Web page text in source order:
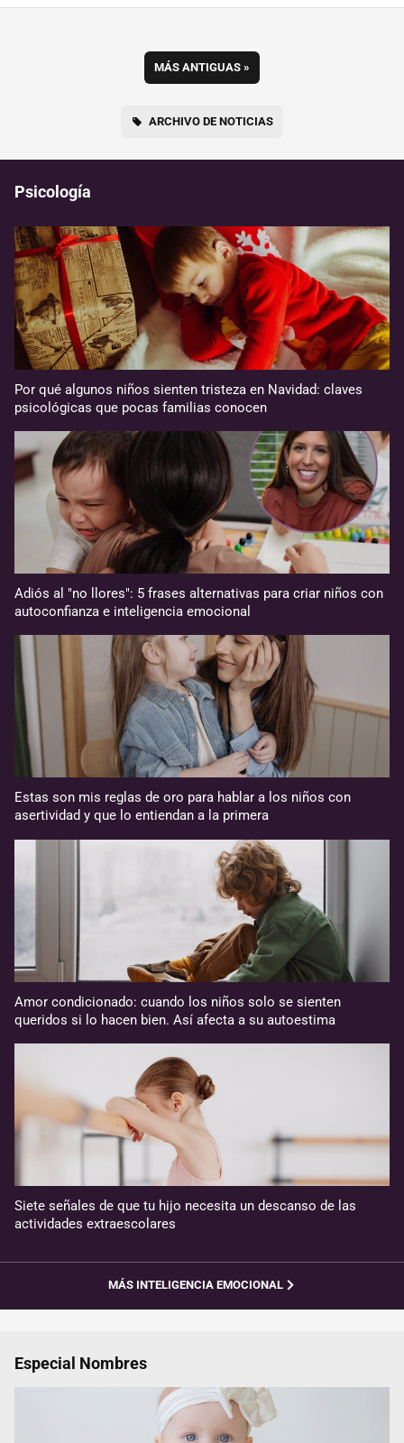
MÁS ANTIGUAS »
ARCHIVO DE NOTICIAS
Psicología
Por qué algunos niños sienten tristeza en Navidad: claves
psicológicas que pocas familias conocen
Adiós al "no llores": 5 frases alternativas para criar niños con
autoconfianza e inteligencia emocional
Estas son mis reglas de oro para hablar a los niños con
asertividad y que lo entiendan a la primera
Amor condicionado: cuando los niños solo se sienten
queridos si lo hacen bien. Así afecta a su autoestima
Siete señales de que tu hijo necesita un descanso de las
actividades extraescolares
MÁS INTELIGENCIA EMOCIONAL
Especial Nombres